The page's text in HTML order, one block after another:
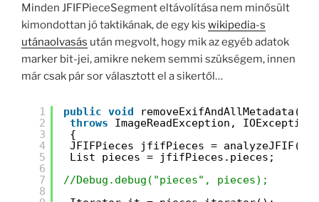
Minden JFIFPieceSegment eltávolítása nem minősült
kimondottan jó taktikának, de egy kis wikipedia-s
utánaolvasás után megvolt, hogy mik az egyéb adatok
marker bit-jei, amikre nekem semmi szükségem, innen
már csak pár sor választott el a sikertől…
1
2
3
4
5
6
7
8
public void
throws
ImageReadException,
{
JFIFPieces jfifPieces =
List pieces = jfifPieces.pieces;
//Debug.debug("pieces", pieces);